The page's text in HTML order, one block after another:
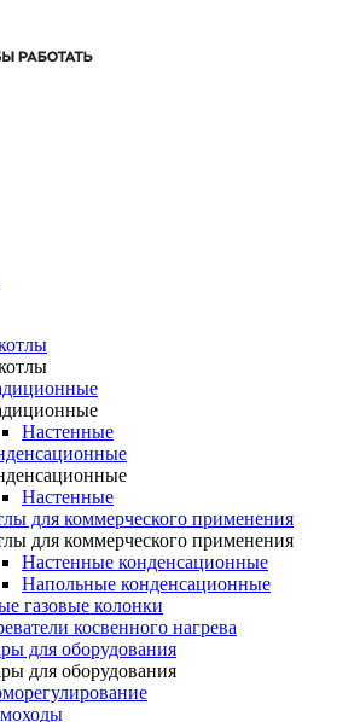
Настенные
Настенные
для коммерческого применения
для коммерческого применения
Настенные конденсационные
Напольные конденсационные
газовые колонки
косвенного нагрева
для оборудования
для оборудования